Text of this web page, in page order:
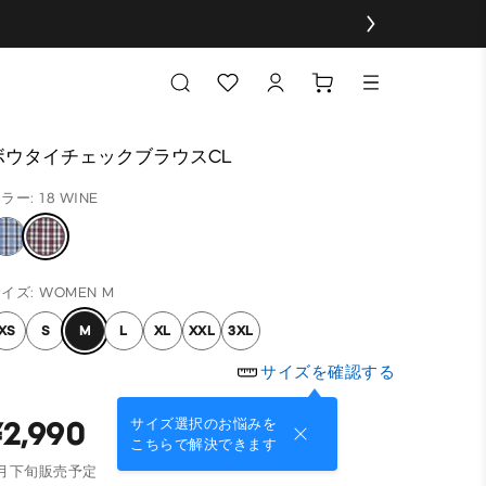
ウタイチェックブラウスCL
ー: 18 WINE
ズ: WOMEN M
S M L XL XXL 3XL
サイズを確認する
サイズ選択のお悩みを
こちらで解決できます
下旬販売予定